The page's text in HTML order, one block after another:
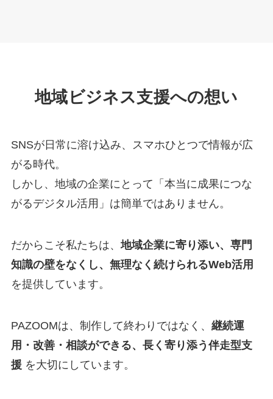
地域ビジネス支援への想い
SNSが日常に溶け込み、スマホひとつで情報が広
がる時代。
しかし、地域の企業にとって「本当に成果につな
がるデジタル活用」は簡単ではありません。
だからこそ私たちは、地域企業に寄り添い、専門
知識の壁をなくし、無理なく続けられるWeb活用
を提供しています。
PAZOOMは、制作して終わりではなく、 継続運
用・改善・相談ができる、長く寄り添う伴走型支
援 を大切にしています。